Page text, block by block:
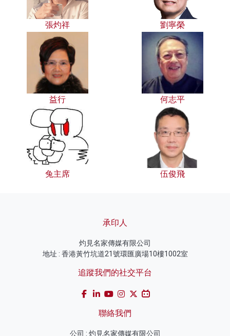
張灼祥 劉寧榮
益行 何志平
兔主席 伍俊飛
承印人
灼見名家傳媒有限公司
地址 : 香港黃竹坑道21號環匯廣場10樓1002室
追蹤我們的社交平台
聯絡我們
公司 : 灼見名家傳媒有限公司